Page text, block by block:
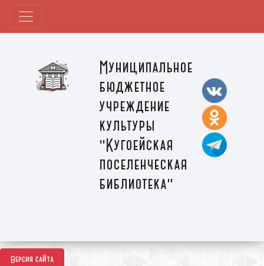
Версия сайта
Муниципальное
бюджетное
учреждение
культуры
"Кугоейская
поселенческая
библиотека"